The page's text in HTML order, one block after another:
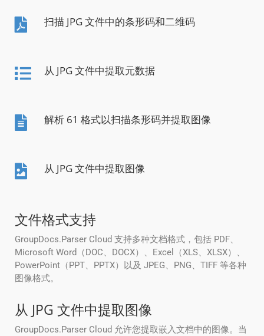
扫描 JPG 文件中的条形码和二维码
从 JPG 文件中提取元数据
解析 61 格式以扫描条形码并提取图像
从 JPG 文件中提取图像
文件格式支持
GroupDocs.Parser Cloud 支持多种文档格式，包括 PDF、
Microsoft Word（DOC、DOCX）、Excel（XLS、XLSX）、
PowerPoint（PPT、PPTX）以及 JPEG、PNG、TIFF 等各种
图像格式。
从 JPG 文件中提取图像
GroupDocs.Parser Cloud 允许您提取嵌入文档中的图像。当